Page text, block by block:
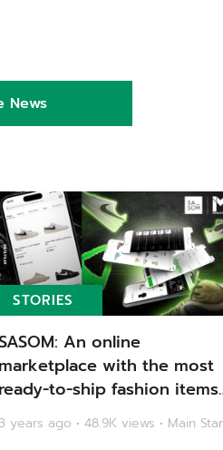
News
STORIES
An online
marketplace with the most
ready-to-ship fashion items
Main Stand